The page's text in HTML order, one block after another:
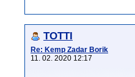
TOTTI
Re: Kemp Zadar Borik
11. 02. 2020 12:17